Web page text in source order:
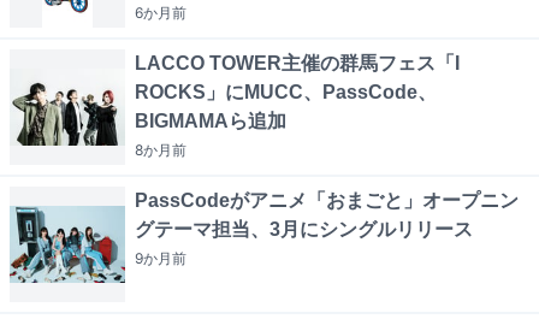
6か月前
LACCO TOWER主催の群馬フェス「I
ROCKS」にMUCC、PassCode、
BIGMAMAら追加
8か月前
PassCodeがアニメ「おまごと」オープニン
グテーマ担当、3月にシングルリリース
9か月前